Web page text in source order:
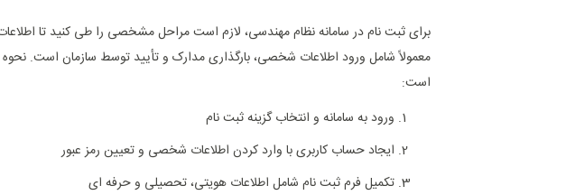
برای ثبت ‌نام در سامانه نظام مهندسی، لازم است مراحل مشخصی را طی کنید تا
معمولاً شامل ورود اطلاعات شخصی، بارگذاری مدارک و تأیید توسط سازمان است. نحوه
است:
ورود به سامانه و انتخاب گزینه ثبت‌ نام
ایجاد حساب کاربری با وارد کردن اطلاعات شخصی و تعیین رمز عبور
تکمیل فرم ثبت‌ نام شامل اطلاعات هویتی، تحصیلی و حرفه‌ ای